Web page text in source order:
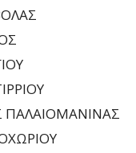
ΠΑΛΑΙΟΜΑΝΙΝΑΣ